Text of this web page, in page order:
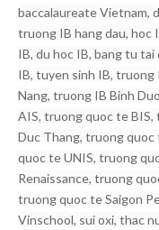
baccalaureate Vietnam,
truong IB hang dau,
IB, du hoc IB, bang tu
IB, tuyen sinh IB, truong
Nang, truong IB Binh
AIS, truong quoc te BIS,
Duc Thang, truong quoc
quoc te UNIS, truong
Renaissance, truong
truong quoc te Saigon
Vinschool, sui oxi, thac